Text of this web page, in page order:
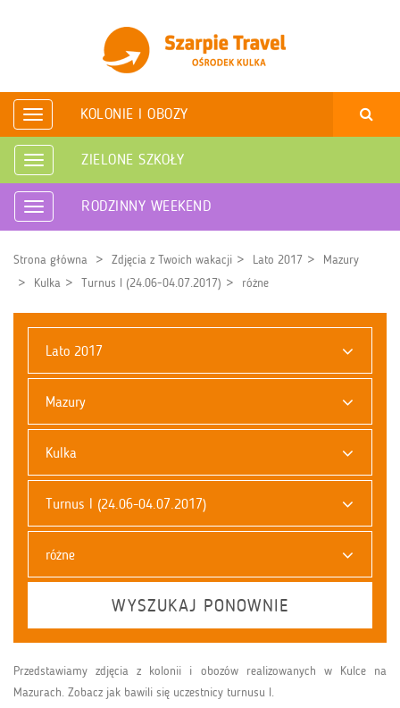
Rozwiń
nawigację
KOLONIE I OBOZY
Rozwiń
nawigację
ZIELONE SZKOŁY
Rozwiń
nawigację
RODZINNY WEEKEND
Strona główna Zdjęcia z Twoich wakacji Lato 2017
Mazury
Kulka
Turnus I (24.06-04.07.2017) różne
Lato 2017
Mazury
Kulka
Turnus I (24.06-04.07.2017)
różne
WYSZUKAJ PONOWNIE
Przedstawiamy zdjęcia z kolonii i obozów realizowanych w Kulce na
Mazurach. Zobacz jak bawili się uczestnicy turnusu I.